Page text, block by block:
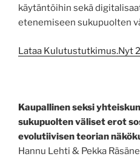
käytäntöihin sekä
etenemiseen sukupuolten
Lataa Kulutustutkimus.Nyt
Kaupallinen seksi
sukupuolten väliset erot
evolutiivisen teorian
Hannu Lehti & Pekka